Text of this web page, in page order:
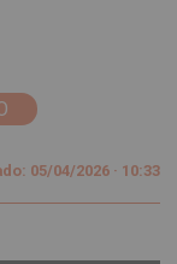
05/04/2026 · 10:33